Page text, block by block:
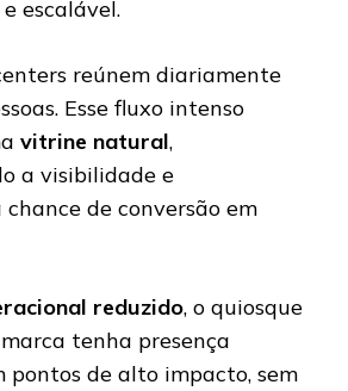
escalável.
reúnem diariamente
Esse fluxo intenso
vitrine natural,
a visibilidade e
de conversão em
reduzido, o quiosque
tenha presença
pontos de alto impacto, sem